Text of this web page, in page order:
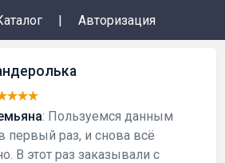
| Авторизация
: Пользуемся данным
первый раз, и снова всё
В этот раз заказывали с